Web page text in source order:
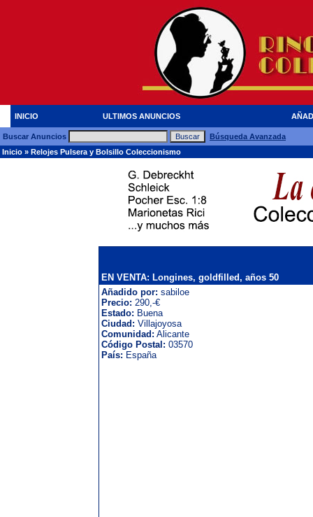
INICIO ULTIMOS ANUNCIOS
Buscar Anuncios
Búsqueda Avanzada
Inicio » Relojes Pulsera y Bolsillo Coleccionismo
EN VENTA: Longines, goldfilled, años 50
Añadido por: sabiloe
Precio: 290,-€
Estado: Buena
Ciudad: Villajoyosa
Comunidad: Alicante
Código Postal: 03570
País: España